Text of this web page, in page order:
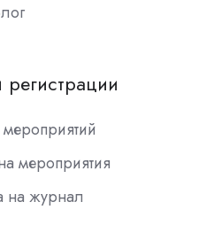
мероприятия
на журнал